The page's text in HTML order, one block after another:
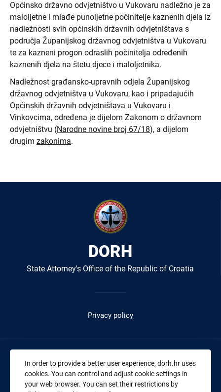
Općinsko državno odvjetništvo u Vukovaru nadležno je za
maloljetne i mlađe punoljetne počinitelje kaznenih djela iz
nadležnosti svih općinskih državnih odvjetništava s
područja Županijskog državnog odvjetništva u Vukovaru
te za kazneni progon odraslih počinitelja određenih
kaznenih djela na štetu djece i maloljetnika.
Nadležnost građansko-upravnih odjela Županijskog
državnog odvjetništva u Vukovaru, kao i pripadajućih
Općinskih državnih odvjetništava u Vukovaru i
Vinkovcima, određena je dijelom Zakonom o državnom
odvjetništvu (Narodne novine broj 67/18), a dijelom
drugim zakonima.
DORH
State Attorney's Office of the Republic of Croatia
-
DORH
Privacy policy
Address: Gajeva 30a, 10000 Zagreb
Telephone:+385 1 4591 888
OIB: 43539267895
In order to provide a better user experience, dorh.hr uses
cookies. You can control and adjust cookie settings in
your web browser. You can set their restrictions by